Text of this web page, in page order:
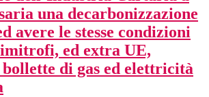
una decarbonizzazione
avere le stesse condizioni
ed extra UE,
di gas ed elettricità